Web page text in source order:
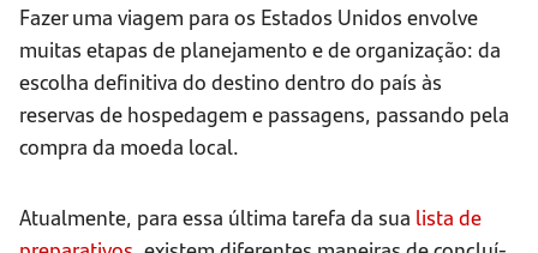
Fazer uma viagem para os Estados Unidos envolve
muitas etapas de planejamento e de organização: da
escolha definitiva do destino dentro do país às
reservas de hospedagem e passagens, passando pela
compra da moeda local.
Atualmente, para essa última tarefa da sua lista de